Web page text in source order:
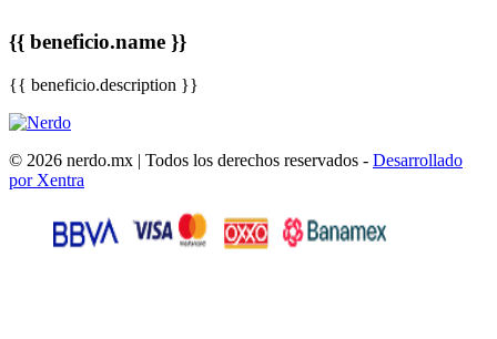
{{ beneficio.name }}
{{ beneficio.description }}
© 2026 nerdo.mx | Todos los derechos reservados - Desarrollado
por Xentra